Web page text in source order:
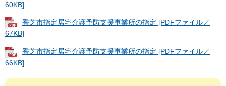
60KB]
香芝市指定居宅介護予防支援事業所の指定 [PDFファイル／
67KB]
香芝市指定居宅介護予防支援事業所の指定 [PDFファイル／
66KB]